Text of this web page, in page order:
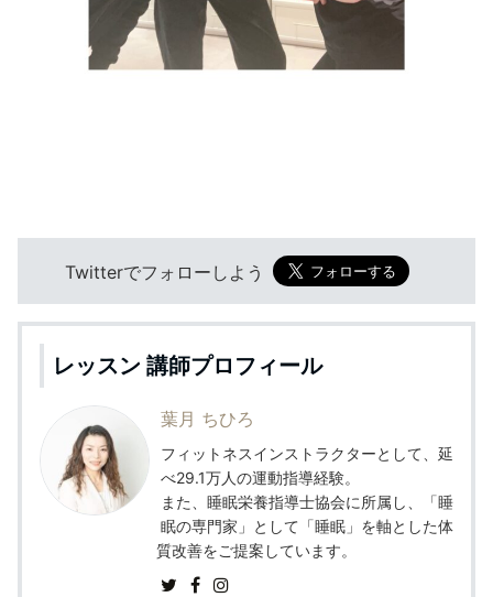
Twitterでフォローしよう
レッスン 講師プロフィール
葉月 ちひろ
フィットネスインストラクターとして、延
べ29.1万人の運動指導経験。
また、睡眠栄養指導士協会に所属し、「睡
眠の専門家」として「睡眠」を軸とした体
質改善をご提案しています。